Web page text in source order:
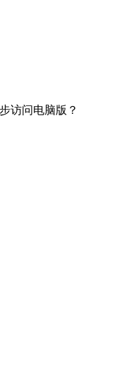
访问电脑版？